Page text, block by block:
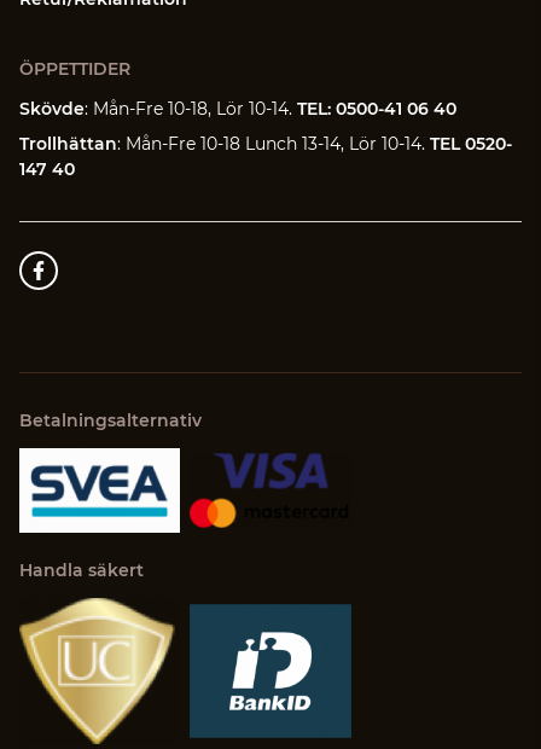
ÖPPETTIDER
Skövde: Mån-Fre 10-18, Lör 10-14. TEL: 0500-41 06 40
Trollhättan: Mån-Fre 10-18 Lunch 13-14, Lör 10-14. TEL 0520-
147 40
Betalningsalternativ
Handla säkert